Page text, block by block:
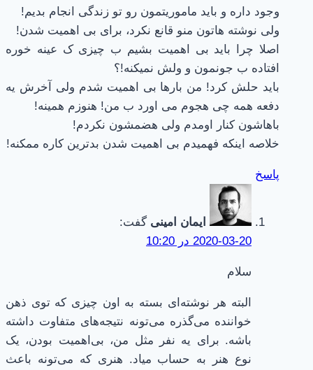
وجود داره و باید ماموریتمون رو تو زندگی انجام بدیم!
ولی نوشته هاتون منو قانع نکرد، برای بی اهمیت شدن!
اصلا چرا باید بی اهمیت بشیم ب چیزی ک عینه خوره
افتاده ب جونمون و ولش نمیکنه!؟
باید حلش کرد! من بارها بی اهمیت شدم ولی آخرش یه
دفعه همه چی هجوم می اورد ب من! هنوزم همینه!
باهاشون کنار اومدم ولی هضمشون نکردم!
خلاصه اینکه فهمیدم بی اهمیت شدن بدترین کاره ممکنه!
پاسخ
ایمان امینی گفت:
2020-03-20 در 10:20
سلام
البته هر نوشته‌ای بسته به اون چیزی که توی ذهن
خواننده می‌گذره می‌تونه نتیجه‌های متفاوت داشته
باشه. برای یه نفر مثل من، بی‌اهمیت بودن، یک
نوع هنر به حساب میاد. هنری که می‌تونه باعث